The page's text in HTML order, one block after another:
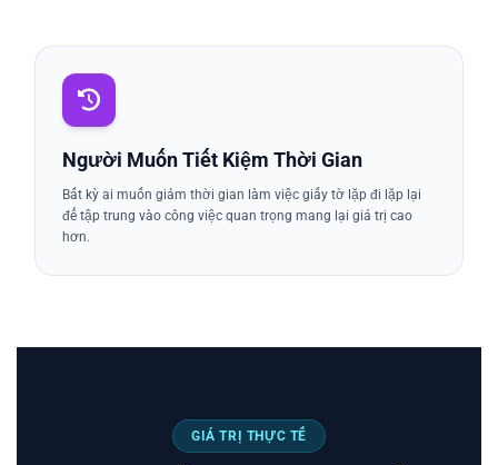
Người Muốn Tiết Kiệm Thời Gian
Bất kỳ ai muốn giảm thời gian làm việc giấy tờ lặp đi lặp lại
để tập trung vào công việc quan trọng mang lại giá trị cao
hơn.
GIÁ TRỊ THỰC TẾ